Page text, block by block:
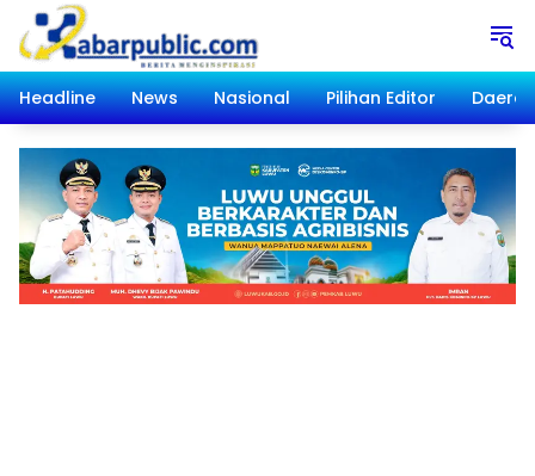
Langsung
konten
Headline
News Nasional Pilihan Editor Daerah